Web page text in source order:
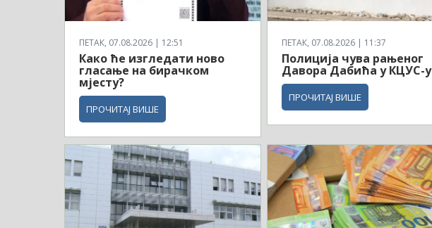
ПЕТАК, 07.08.2026 | 12:51
Како ће изгледати ново
гласање на бирачком
мјесту?
ПРОЧИТАЈ ВИШЕ
ПЕТАК, 07.08.2026 | 11:37
Полиција чува рањеног
Давора Дабића у КЦУС-у
ПРОЧИТАЈ ВИШЕ